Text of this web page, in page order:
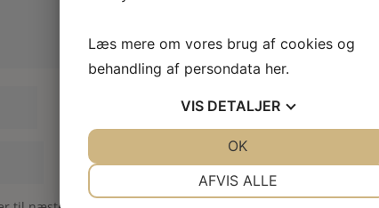
Læs mere om vores brug af cookies og
behandling af persondata her.
VIS DETALJER
AFVIS ALLE
OK